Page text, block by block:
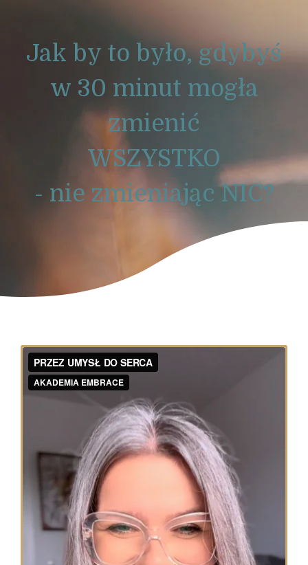
Jak by to było, gdybyś
w 30 minut mogła
zmienić
WSZYSTKO
- nie zmieniając NIC?